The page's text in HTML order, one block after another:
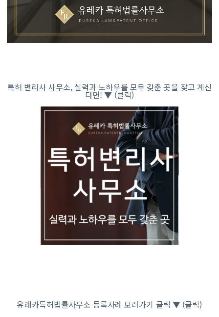
특허 변리사 사무소, 실력과 노하우를 모두 갖춘 곳을 찾고 계신
다면! ▼ (클릭)
유레카특허법률사무소 등록사례 보러가기 클릭 ▼ (클릭)